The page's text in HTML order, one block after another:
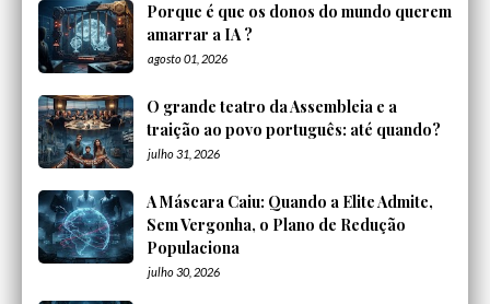
Porque é que os donos do mundo querem
amarrar a IA ?
agosto 01, 2026
O grande teatro da Assembleia e a
traição ao povo português: até quando?
julho 31, 2026
A Máscara Caiu: Quando a Elite Admite,
Sem Vergonha, o Plano de Redução
Populaciona
julho 30, 2026